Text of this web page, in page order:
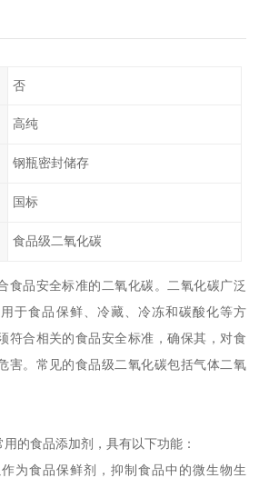
否
高纯
钢瓶密封储存
国标
食品级二氧化碳
食品安全标准的二氧化碳。二氧化碳广泛
于食品保鲜、冷藏、冷冻和碳酸化等方
符合相关的食品安全标准，确保其，对食
害。常见的食品级二氧化碳包括气体二氧
的食品添加剂，具有以下功能：
为食品保鲜剂，抑制食品中的微生物生